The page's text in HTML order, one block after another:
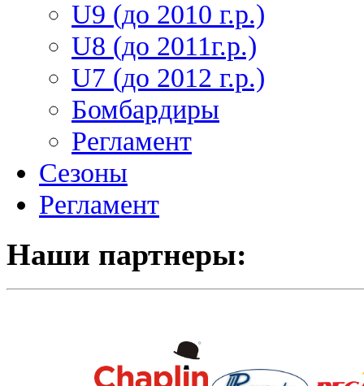
U9 (до 2010 г.р.)
U8 (до 2011г.р.)
U7 (до 2012 г.р.)
Бомбардиры
Регламент
Сезоны
Регламент
Наши партнеры: